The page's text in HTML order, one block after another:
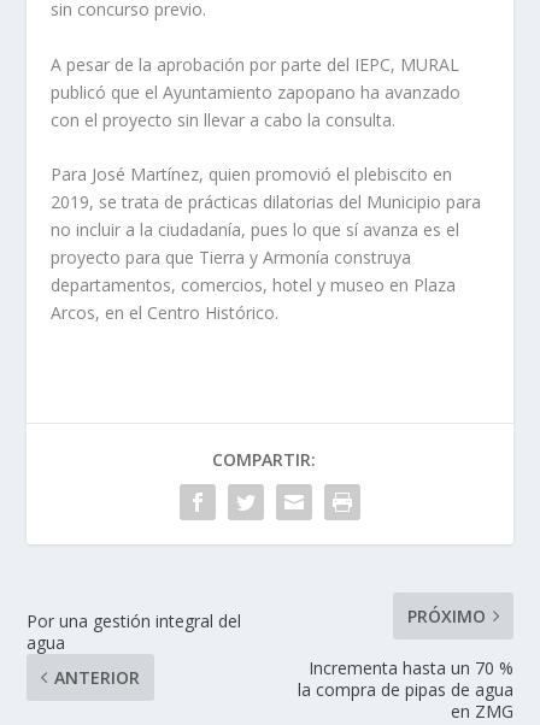
sin concurso previo.
A pesar de la aprobación por parte del IEPC, MURAL
publicó que el Ayuntamiento zapopano ha avanzado
con el proyecto sin llevar a cabo la consulta.
Para José Martínez, quien promovió el plebiscito en
2019, se trata de prácticas dilatorias del Municipio para
no incluir a la ciudadanía, pues lo que sí avanza es el
proyecto para que Tierra y Armonía construya
departamentos, comercios, hotel y museo en Plaza
Arcos, en el Centro Histórico.
COMPARTIR:
Por una gestión integral del
agua
ANTERIOR
PRÓXIMO
Incrementa hasta un 70 %
la compra de pipas de agua
en ZMG